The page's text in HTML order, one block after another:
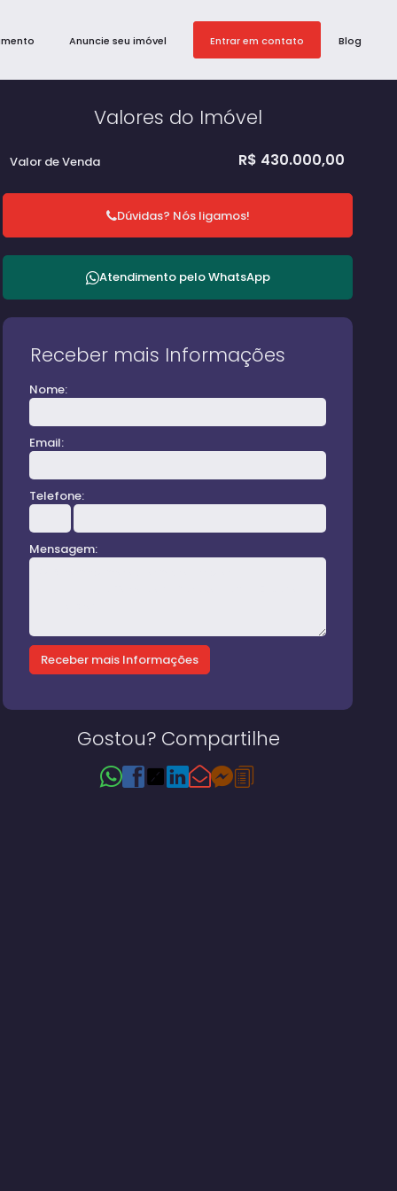
Blog
Entrar em contato
Anuncie seu imóvel
Valores do Imóvel
R$ 430.000,00
Valor de Venda
Dúvidas? Nós ligamos!
Atendimento peloWhatsApp
Receber mais Informações
Nome:
Email:
Telefone:
Mensagem:
Gostou? Compartilhe